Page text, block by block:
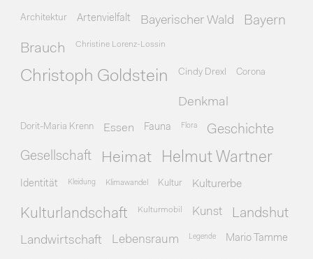
Architektur Artenvielfalt Bayerischer Wald Bayern
Brauch Christine Lorenz-Lossin
Christoph Goldstein Cindy Drexl Corona
Denkmal
Dorit-Maria Krenn Essen Fauna Flora Geschichte
Gesellschaft Heimat Helmut Wartner
Identität Kleidung Klimawandel Kultur Kulturerbe
Kulturlandschaft Kulturmobil Kunst Landshut
Landwirtschaft Lebensraum Legende Mario Tamme